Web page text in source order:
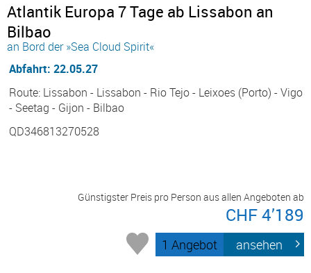
Atlantik Europa 7 Tage ab Lissabon an
Bilbao
an Bord der »Sea Cloud Spirit«
Abfahrt: 22.05.27
Route: Lissabon - Lissabon - Rio Tejo - Leixoes (Porto) - Vigo
- Seetag - Gijon - Bilbao
QD346813270528
Günstigster Preis pro Person aus allen Angeboten ab
CHF 4’189
1 Angebot ansehen